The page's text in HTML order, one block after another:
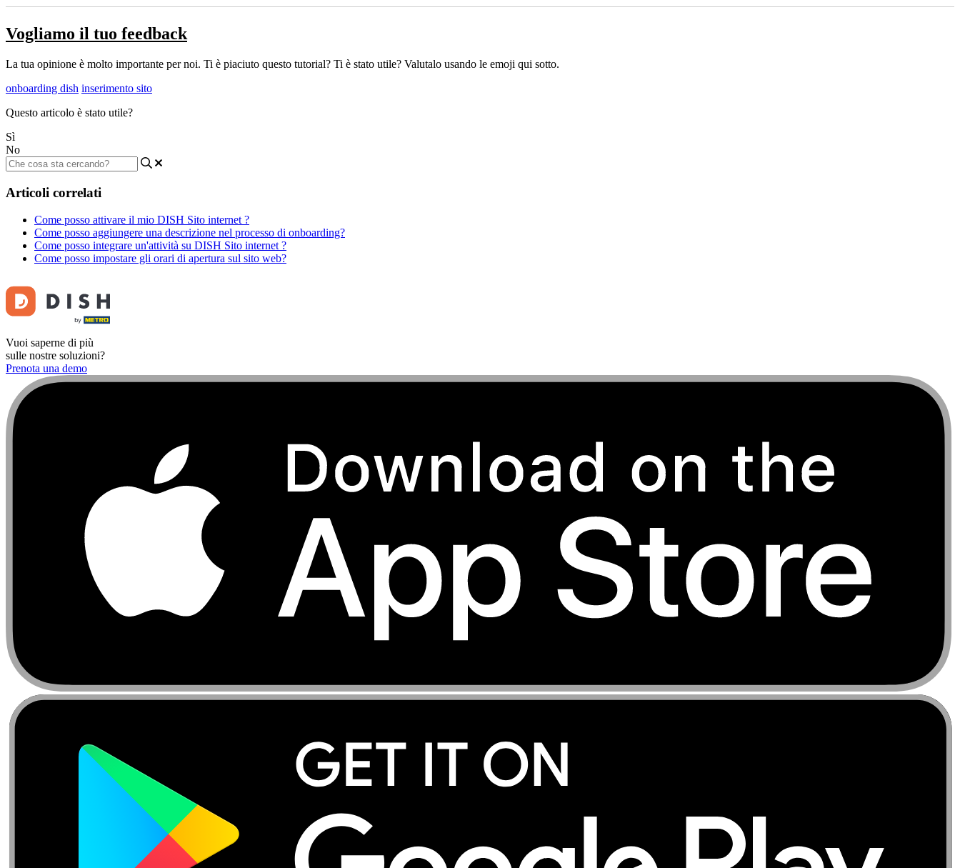
Vogliamo il tuo feedback
La tua opinione è molto importante per noi. Ti è piaciuto questo tutorial? Ti è stato utile? Valutalo usando le emoji qui sotto.
onboarding dish inserimento sito
Questo articolo è stato utile?
Sì
No
Articoli correlati
Come posso attivare il mio DISH Sito internet ?
Come posso aggiungere una descrizione nel processo di onboarding?
Come posso integrare un'attività su DISH Sito internet ?
Come posso impostare gli orari di apertura sul sito web?
Vuoi saperne di più
sulle nostre soluzioni?
Prenota una demo